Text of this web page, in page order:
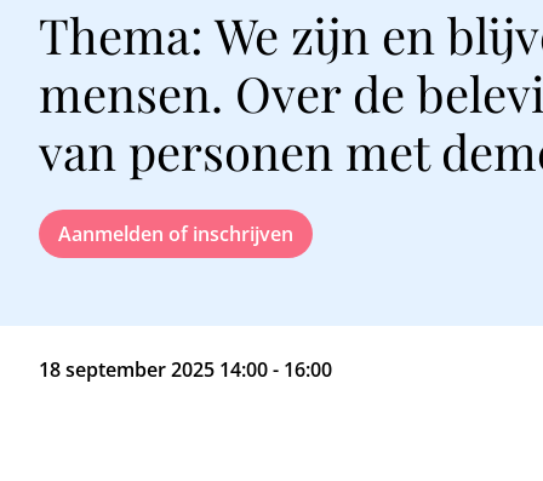
Thema: We zijn en
mensen. Over de
van personen met
Aanmelden of inschrijven
18 september 2025 14:00 - 16:00